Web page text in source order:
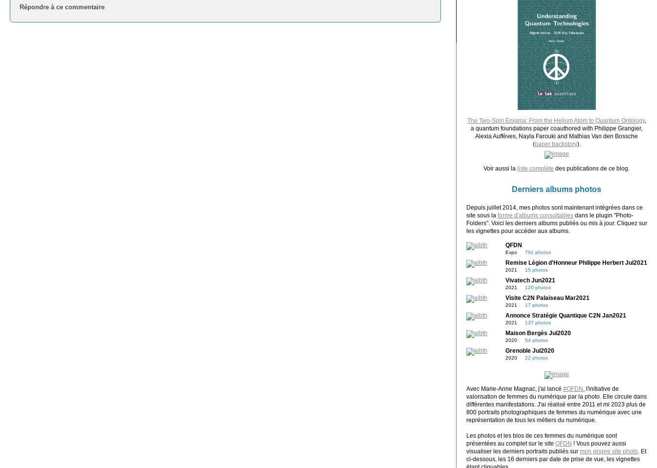
Répondre à ce commentaire
The Two-Spin Enigma: From the Helium Atom to Quantum Ontology,
a quantum foundations paper coauthored with Philippe Grangier,
Alexia Auffèves, Nayla Farouki and Mathias Van den Bossche
(paper backstory).
Voir aussi la liste complète des publications de ce blog.
Derniers albums photos
Depuis juillet 2014, mes photos sont maintenant intégrées dans ce
site sous la forme d'albums consultablesdans le plugin "Photo-
Folders". Voici les derniers albums publiés ou mis à jour. Cliquez sur
les vignettes pour accéder aux albums.
QFDN
Expo 791 photos
Remise Légion d'Honneur Philippe Herbert Jul2021
2021 15 photos
Vivatech Jun2021
2021 120 photos
Visite C2N Palaiseau Mar2021
2021 17 photos
Annonce Stratégie Quantique C2N Jan2021
2021 137 photos
Maison Bergès Jul2020
2020 54 photos
Grenoble Jul2020
2020 22 photos
Avec Marie-Anne Magnac, j'ai lancé #QFDN
, l'initiative de
valorisation de femmes du numérique par la photo. Elle circule dans
différentes manifestations. J'ai réalisé entre 2011 et mi 2023 plus de
800 portraits photographiques de femmes du numérique avec une
représentation de tous les métiers du numérique.
Les photos et les bios de ces femmes du numérique sont
présentées au complet sur le site QFDN ! Vous pouvez aussi
visualiser les derniers portraits publiés sur mon propre site photo . Et
ci-dessous, les 16 derniers par date de prise de vue, les vignettes
étant cliquables.